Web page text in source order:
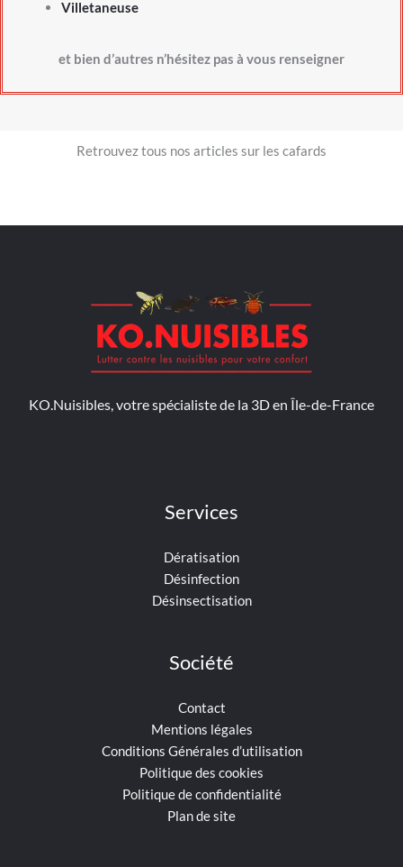
Villetaneuse
et bien d’autres n’hésitez pas à vous renseigner
Retrouvez tous nos articles sur les cafards
KO.Nuisibles, votre spécialiste de la 3D en Île-de-France
Services
Dératisation
Désinfection
Désinsectisation
Société
Contact
Mentions légales
Conditions Générales d’utilisation
Politique des cookies
Politique de confidentialité
Plan de site